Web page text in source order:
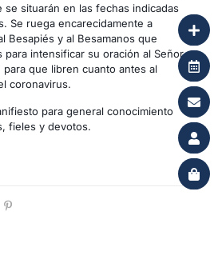
se situarán en las fechas indicadas
Se ruega encarecidamente a
Besapiés y al Besamanos que
para intensificar su oración al Señor
para que libren cuanto antes al
coronavirus.
para general conocimiento
fieles y devotos.